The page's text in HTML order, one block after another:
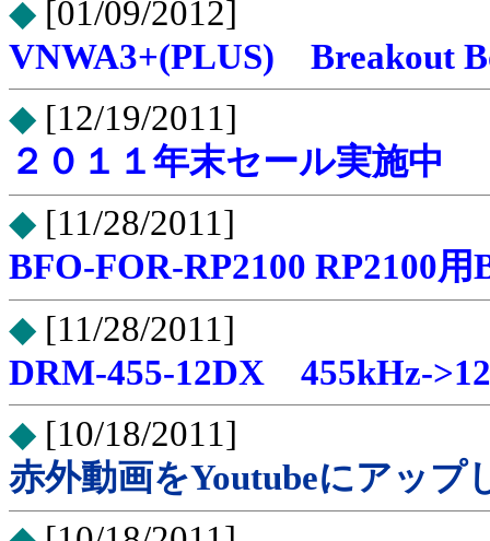
◆ [01/09/2012]
VNWA3+(PLUS) Breakout
◆ [12/19/2011]
２０１１年末セール実施中
◆ [11/28/2011]
BFO-FOR-RP2100 RP2100
◆ [11/28/2011]
DRM-455-12DX 455kHz-
◆ [10/18/2011]
赤外動画をYoutubeにアップ